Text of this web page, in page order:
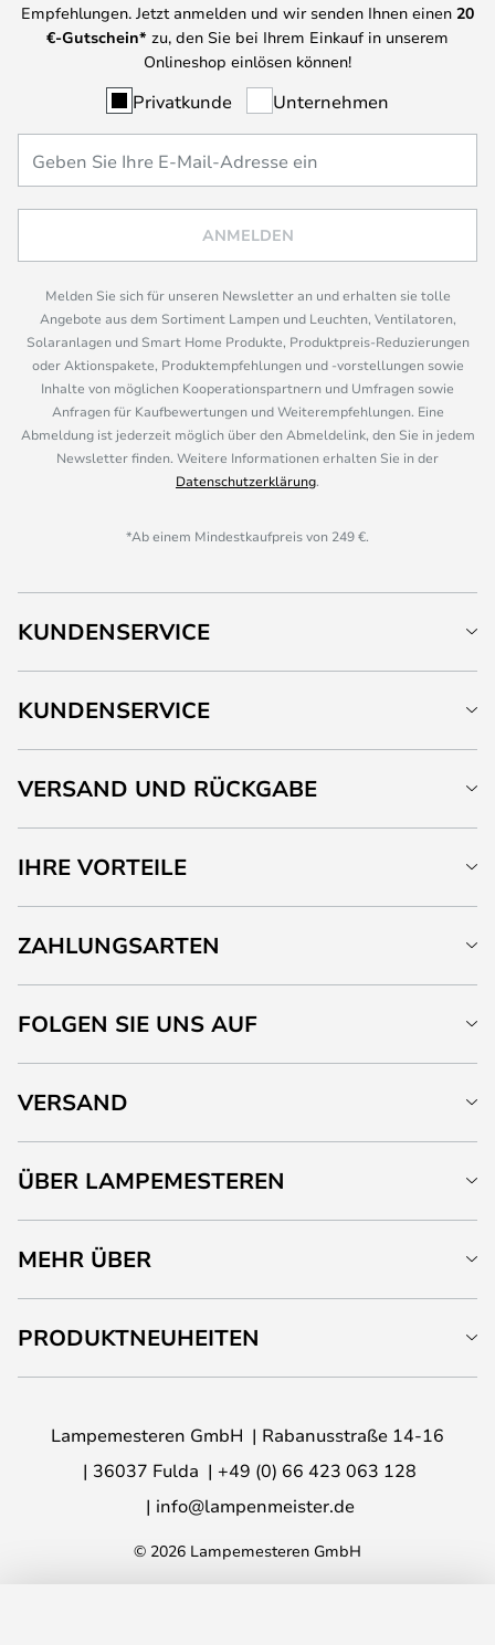
Empfehlungen. Jetzt anmelden und wir senden Ihnen einen 20
€-Gutschein* zu, den Sie bei Ihrem Einkauf in unserem
Onlineshop einlösen können!
Privatkunde Unternehmen
ANMELDEN
Melden Sie sich für unseren Newsletter an und erhalten sie tolle
Angebote aus dem Sortiment Lampen und Leuchten, Ventilatoren,
Solaranlagen und Smart Home Produkte, Produktpreis-Reduzierungen
oder Aktionspakete, Produktempfehlungen und -vorstellungen sowie
Inhalte von möglichen Kooperationspartnern und Umfragen sowie
Anfragen für Kaufbewertungen und Weiterempfehlungen. Eine
Abmeldung ist jederzeit möglich über den Abmeldelink, den Sie in jedem
Newsletter finden. Weitere Informationen erhalten Sie in der
Datenschutzerklärung.
*Ab einem Mindestkaufpreis von 249 €.
KUNDENSERVICE
KUNDENSERVICE
VERSAND UND RÜCKGABE
IHRE VORTEILE
ZAHLUNGSARTEN
FOLGEN SIE UNS AUF
VERSAND
ÜBER LAMPEMESTEREN
MEHR ÜBER
PRODUKTNEUHEITEN
Lampemesteren GmbH
Rabanusstraße 14-16
36037 Fulda
+49 (0) 66 423 063 128
info@lampenmeister.de
© 2026 Lampemesteren GmbH